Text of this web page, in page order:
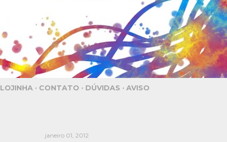
LOJINHA CONTATO DÚVIDAS AVISO
janeiro 01, 2012